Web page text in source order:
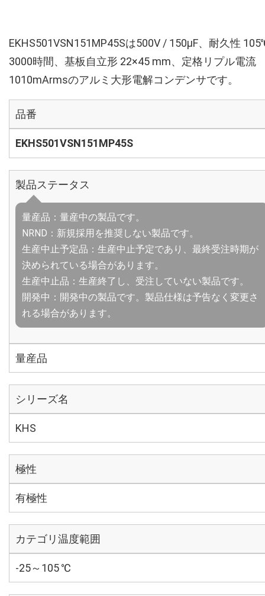
EKHS501VSN151MP45Sは500V / 150µF、耐久性
3000時間、基板自立形 22×45 mm、定格リプル電流
1010mArmsのアルミ大形電解コンデンサです。
品番
EKHS501VSN151MP45S
製品ステータス
量産品：量産中の製品です。
NRND：新規採用を推奨しない製品です。
生産中止予定品：生産中止予定であり、最終受注時期が
決められている場合があります。
生産中止品：生産終了し、受注していない製品です。
開発中：開発中の製品です。製品仕様は予告なく変更さ
れる場合があります。
量産品
シリーズ名
KHS
極性
有極性
カテゴリ温度範囲
-25～105 ℃